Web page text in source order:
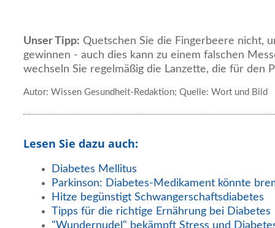
Unser Tipp: Quetschen Sie die Fingerbeere nicht,
gewinnen - auch dies kann zu einem falschen
wechseln Sie regelmäßig die Lanzette, die für den
Autor: Wissen Gesundheit-Redaktion; Quelle: Wort und Bild
Lesen Sie dazu auch:
Diabetes Mellitus
Parkinson: Diabetes-Medikament könnte
Hitze begünstigt Schwangerschaftsdiabetes
Tipps für die richtige Ernährung bei Diabetes
"Wundernudel" bekämpft Stress und